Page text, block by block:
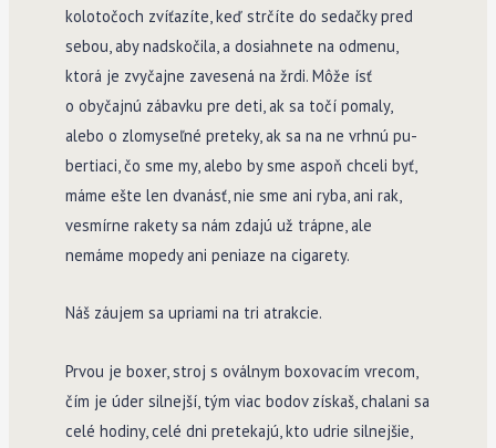
kolotočoch zvíťazíte, keď strčíte do sedačky pred
sebou, aby nadskočila, a dosiahnete na odmenu,
ktorá je zvyčajne zavesená na žrdi. Môže ísť
o obyčajnú zábavku pre deti, ak sa točí pomaly,
alebo o zlomyseľné preteky, ak sa na ne vrhnú pu­
bertiaci, čo sme my, alebo by sme aspoň chceli byť,
máme ešte len dvanásť, nie sme ani ryba, ani rak,
vesmírne rakety sa nám zdajú už trápne, ale
nemáme mopedy ani peniaze na cigarety.
Náš záujem sa upriami na tri atrakcie.
Prvou je boxer, stroj s oválnym boxovacím vrecom,
čím je úder silnejší, tým viac bodov získaš, chalani sa
celé hodiny, celé dni pretekajú, kto udrie silnejšie,